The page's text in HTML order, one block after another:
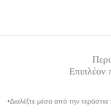
Επιπλέον
•Διαλέξτε μέσα από την